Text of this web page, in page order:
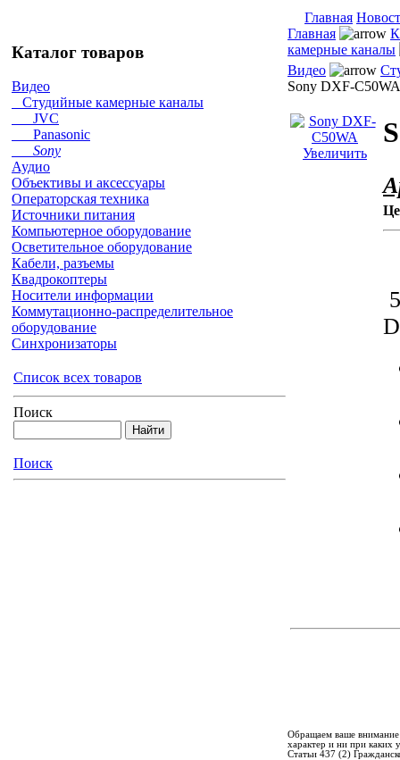
Главная
Каталог товаров
Видео
Студийные камерные каналы
JVC
Panasonic
Sony
Аудио
Объективы и аксессуары
Операторская техника
Источники питания
Компьютерное оборудование
Осветительное оборудование
Кабели, разъемы
Квадрокоптеры
Носители информации
Коммутационно-распределительное
оборудование
Синхронизаторы
Список всех товаров
Поиск
Поиск
Главная
камерные каналы
Видео
Sony DXF-C50WA
Увеличить
Обращаем ваше
характер и ни при каких
Статьи 437 (2)